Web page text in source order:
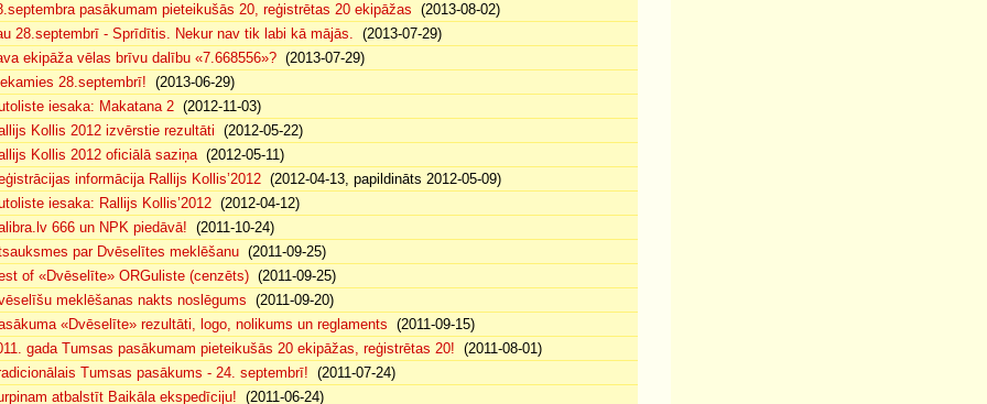
pasākumam pieteikušās 20, reģistrētas 20 ekipāžas (2013-08-02)
28.septembrī - Sprīdītis. Nekur nav tik labi kā mājās. (2013-07-29)
ekipāža vēlas brīvu dalību «7.668556»? (2013-07-29)
28.septembrī! (2013-06-29)
iesaka: Makatana 2 (2012-11-03)
Kollis 2012 izvērstie rezultāti (2012-05-22)
Kollis 2012 oficiālā saziņa(2012-05-11)
informācija Rallijs Kollis’2012 (2012-04-13, papildināts 2012-05-09)
iesaka: Rallijs Kollis’2012 (2012-04-12)
666 un NPK piedāvā! (2011-10-24)
par Dvēselītes meklēšanu (2011-09-25)
of «Dvēselīte» ORGuliste (cenzēts) (2011-09-25)
meklēšanas nakts noslēgums (2011-09-20)
«Dvēselīte» rezultāti, logo, nolikums un reglaments (2011-09-15)
gada Tumsas pasākumam pieteikušās 20 ekipāžas, reģistrētas 20! (2011-08-01)
Tumsas pasākums - 24. septembrī! (2011-07-24)
atbalstīt Baikāla ekspedīciju! (2011-06-24)